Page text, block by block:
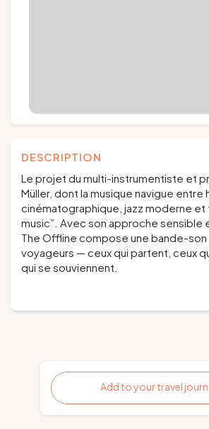
DESCRIPTION
Le projet du multi-instrumentiste et
Müller, dont la musique navigue entre
cinématographique, jazz moderne et
music”. Avec son approche sensible
The Offline compose une bande-son
voyageurs — ceux qui partent, ceux
qui se souviennent.
Add to your travel